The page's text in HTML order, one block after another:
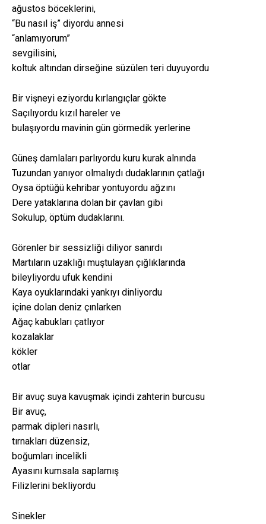
ağustos böceklerini,
“Bu nasıl iş” diyordu annesi
“anlamıyorum”
sevgilisini,
koltuk altından dirseğine süzülen teri duyuyordu
Bir vişneyi eziyordu kırlangıçlar gökte
Saçılıyordu kızıl hareler ve
bulaşıyordu mavinin gün görmedik yerlerine
Güneş damlaları parlıyordu kuru kurak alnında
Tuzundan yanıyor olmalıydı dudaklarının çatlağı
Oysa öptüğü kehribar yontuyordu ağzını
Dere yataklarına dolan bir çavlan gibi
Sokulup, öptüm dudaklarını.
Görenler bir sessizliği diliyor sanırdı
Martıların uzaklığı muştulayan çığlıklarında
bileyliyordu ufuk kendini
Kaya oyuklarındaki yankıyı dinliyordu
içine dolan deniz çınlarken
Ağaç kabukları çatlıyor
kozalaklar
kökler
otlar
Bir avuç suya kavuşmak içindi zahterin burcusu
Bir avuç,
parmak dipleri nasırlı,
tırnakları düzensiz,
boğumları incelikli
Ayasını kumsala saplamış
Filizlerini bekliyordu
Sinekler